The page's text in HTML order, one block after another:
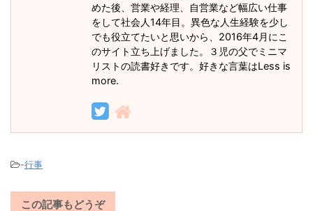
めた後、営業や経理、自営業など幅広い仕事
をして社会人14年目。異色な人生経験を少し
でも役立てたいと思いから、2016年4月にこ
のサイト立ち上げました。３児の父でミニマ
リストの読書好きです。好きな言葉はLess is
more.
-行事
この記事もどうぞ